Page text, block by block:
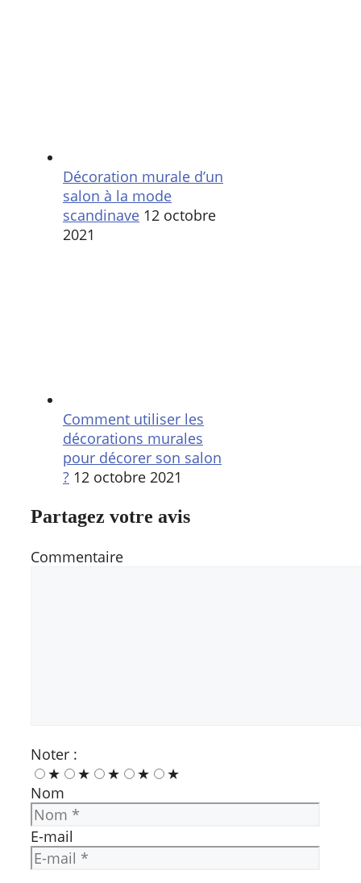
Décoration murale d’un
salon à la mode
scandinave 12 octobre
2021
Comment utiliser les
décorations murales
pour décorer son salon
? 12 octobre 2021
Partagez votre avis
Commentaire
Noter :
★
★ ★ ★
★
Nom
E-mail